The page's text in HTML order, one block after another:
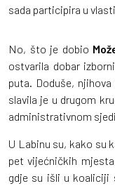
sada participira u
No, što je dobio
ostvarila dobar
puta. Doduše,
slavila je u drugom
administrativnom
U Labinu su, kako su
pet vijećničkih
gdje su išli u koaliciji